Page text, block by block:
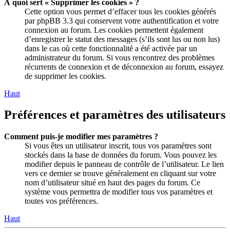
À quoi sert « Supprimer les cookies » ?
Cette option vous permet d’effacer tous les cookies générés
par phpBB 3.3 qui conservent votre authentification et votre
connexion au forum. Les cookies permettent également
d’enregistrer le statut des messages (s’ils sont lus ou non lus)
dans le cas où cette fonctionnalité a été activée par un
administrateur du forum. Si vous rencontrez des problèmes
récurrents de connexion et de déconnexion au forum, essayez
de supprimer les cookies.
Haut
Préférences et paramètres des utilisateurs
Comment puis-je modifier mes paramètres ?
Si vous êtes un utilisateur inscrit, tous vos paramètres sont
stockés dans la base de données du forum. Vous pouvez les
modifier depuis le panneau de contrôle de l’utilisateur. Le lien
vers ce dernier se trouve généralement en cliquant sur votre
nom d’utilisateur situé en haut des pages du forum. Ce
système vous permettra de modifier tous vos paramètres et
toutes vos préférences.
Haut